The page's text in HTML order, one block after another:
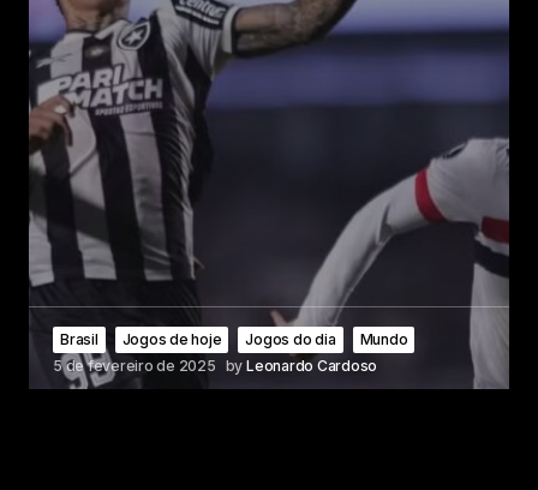
Brasil Jogos de hoje Jogos do dia
Mundo
5 de fevereiro de 2025 by Leonardo Cardoso